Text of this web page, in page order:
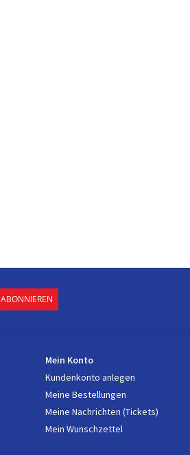
ABONNIEREN
Mein Konto
Kundenkonto anlegen
Meine Bestellungen
Meine Nachrichten (Tickets)
Mein Wunschzettel